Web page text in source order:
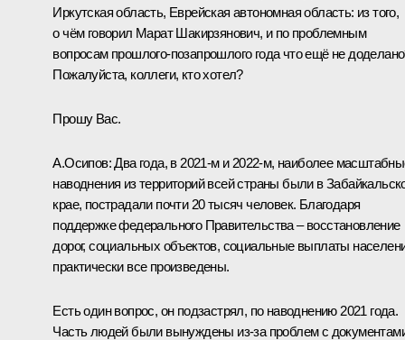
Иркутская область, Еврейская автономная область: из того,
о чём говорил Марат Шакирзянович, и по проблемным
вопросам прошлого-позапрошлого года что ещё не
Пожалуйста, коллеги, кто хотел?
Прошу Вас.
А.Осипов:Два года, в 2021-м и 2022-м, наиболее
наводнения из территорий всей страны были в
крае, пострадали почти 20 тысяч человек. Благодаря
поддержке федерального Правительства – восстановление
дорог, социальных объектов, социальные выплаты
практически все произведены.
Есть один вопрос, он подзастрял, по наводнению 2021 года.
Часть людей были вынуждены из-за проблем с